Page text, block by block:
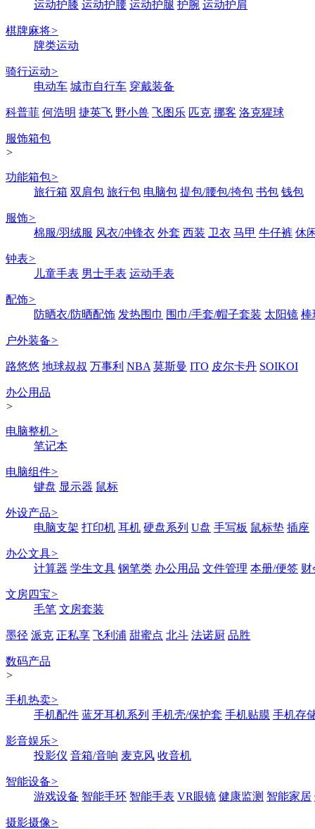
运动护膝 运动护腰 运动护腿 护腕 运动护肩
棋牌麻将>
牌类运动
骑行运动>
电动车 城市自行车 穿戴装备
科普菲 何浩明 捷英飞 野小兽 飞图乐 匹克 挪客 洛克猩球
服饰箱包
>
功能箱包>
旅行箱 双肩包 旅行包 电脑包 提包/腰包/挎包 书包 钱包
服饰>
棉服/羽绒服 风衣/冲锋衣 外套 西装 卫衣 马甲 牛仔裤 休
钟表>
儿童手表 男士手表 运动手表
配饰>
防晒衣/防晒配饰 发热围巾 围巾/手套/帽子套装 太阳镜 棒
户外装备>
路悠悠 地球叔叔 万事利 NBA 莫斯曼 ITO 皮尔卡丹 SOIKOI
办公用品
>
电脑整机>
笔记本
电脑组件>
键盘 显示器 鼠标
外设产品>
电脑支架 打印机 耳机 硬盘系列 U盘 手写板 鼠标垫 插座
办公文具>
计算器 学生文具 钢笔类 办公用品 文件管理 本册/便签 财
文房四宝>
毛笔 文房套装
墨径 派克 正私享 飞利浦 甜蜜点 北斗 法诺厨 品胜
数码产品
>
手机热卖>
手机配件 蓝牙耳机系列 手机壳/保护套 手机贴膜 手机存
影音娱乐>
投影仪 音箱/音响 麦克风 收音机
智能设备>
游戏设备 智能手环 智能手表 VR眼镜 健康监测 智能家居
摄影摄像>